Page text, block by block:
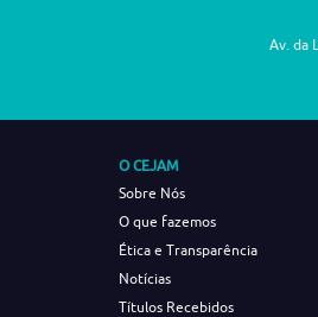
Av. da
O CEJAM
Sobre Nós
O que fazemos
Ética e Transparência
Notícias
Títulos Recebidos